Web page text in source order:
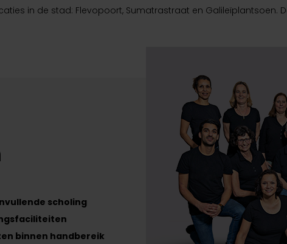
in de stad: Flevopoort, Sumatrastraat en Galileïplantsoen.
scholing
binnen handbereik